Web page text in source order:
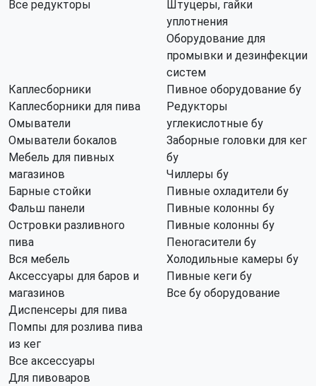
Все редукторы
Штуцеры, гайки
уплотнения
Оборудование для
промывки и дезинфекции
систем
Каплесборники
Каплесборники для пива
Омыватели
Омыватели бокалов
Мебель для пивных
магазинов
Барные стойки
Фальш панели
Островки разливного
пива
Вся мебель
Аксессуары для баров и
магазинов
Диспенсеры для пива
Помпы для розлива пива
из кег
Все аксессуары
Для пивоваров
Пивное оборудование бу
Редукторы
углекислотные бу
Заборные головки для кег
бу
Чиллеры бу
Пивные охладители бу
Пивные колонны бу
Пивные колонны бу
Пеногасители бу
Холодильные камеры бу
Пивные кеги бу
Все бу оборудование